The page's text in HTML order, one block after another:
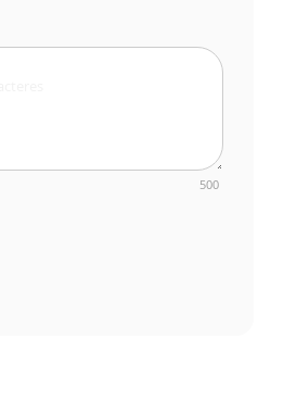
500